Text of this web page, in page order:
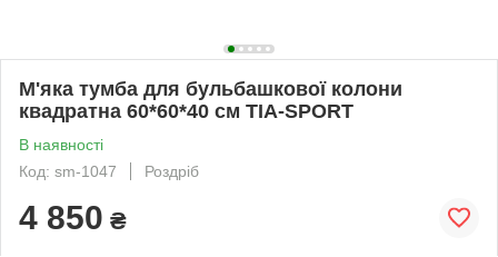
М'яка тумба для бульбашкової колони
квадратна 60*60*40 см TIA-SPORT
В наявності
Код: sm-1047
Роздріб
4 850 ₴